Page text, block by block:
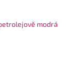
modrá